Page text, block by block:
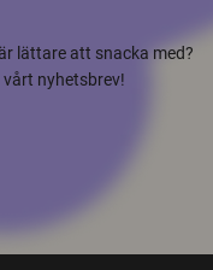
lättare att snacka med?
nyhetsbrev!